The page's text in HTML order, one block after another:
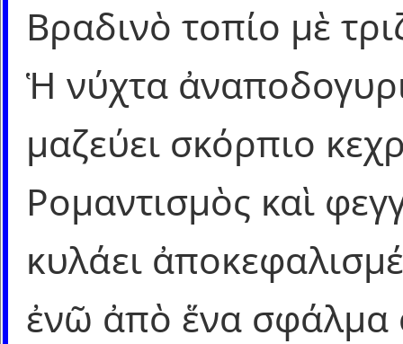
Βραδινὸ τοπίο μὲ
Ἡ νύχτα
μαζεύει σκόρπιο
Ρομαντισμὸς καὶ
κυλάει
ἐνῶ ἀπὸ ἕνα